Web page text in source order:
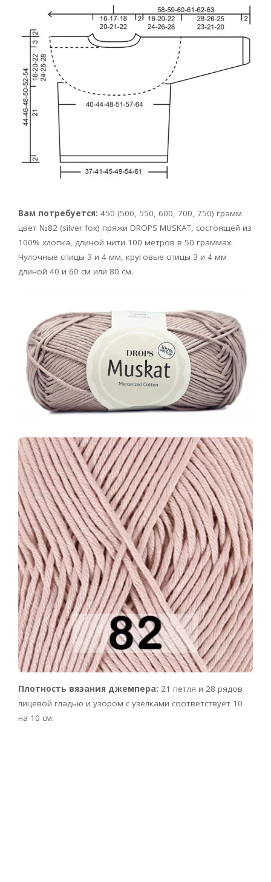
Вам потребуется: 450 (500, 550, 600, 700, 750) грамм
цвет №82 (silver fox) пряжи DROPS MUSKAT, состоящей из
100% хлопка, длиной нити 100 метров в 50 граммах.
Чулочные спицы 3 и 4 мм, круговые спицы 3 и 4 мм
длиной 40 и 60 см или 80 см.
Плотность вязания джемпера: 21 петля и 28 рядов
лицевой гладью и узором с узелками соответствует 10
на 10 см.